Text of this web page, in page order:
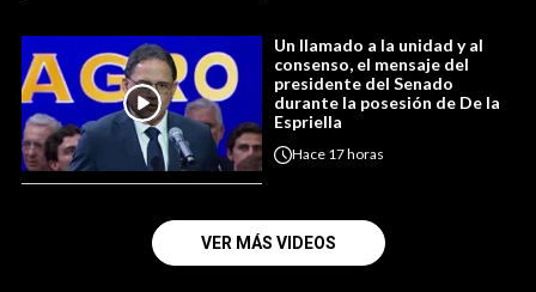
Un llamado a la unidad y al
consenso, el mensaje del
presidente del Senado
durante la posesión de De la
Espriella
Hace 17 horas
VER MÁS VIDEOS